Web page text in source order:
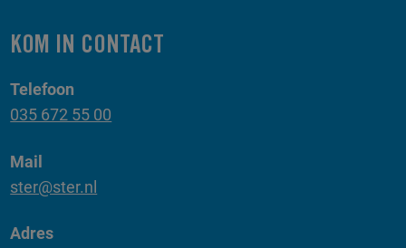
KOM IN CONTACT
Telefoon
035 672 55 00
Mail
ster@ster.nl
Adres